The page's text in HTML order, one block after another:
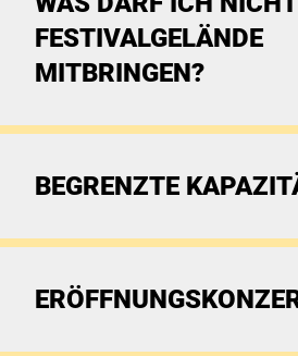
FESTIVALGELÄNDE
MITBRINGEN?
BEGRENZTE